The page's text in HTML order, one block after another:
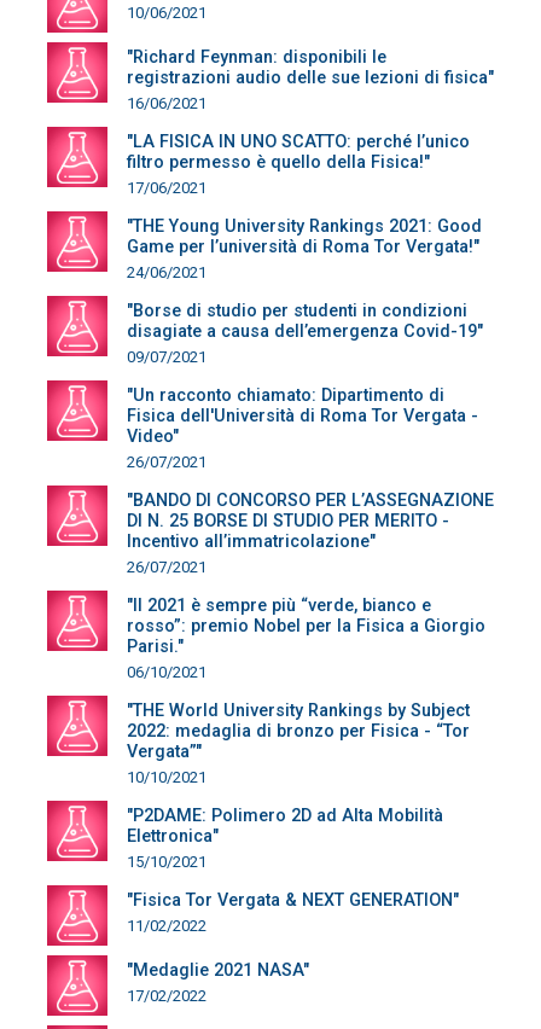
10/06/2021
"Richard Feynman: disponibili le
registrazioni audio delle sue lezioni di fisica"
16/06/2021
"LA FISICA IN UNO SCATTO: perché l’unico
filtro permesso è quello della Fisica!"
17/06/2021
"THE Young University Rankings 2021: Good
Game per l’università di Roma Tor Vergata!"
24/06/2021
"Borse di studio per studenti in condizioni
disagiate a causa dell’emergenza Covid-19"
09/07/2021
"Un racconto chiamato: Dipartimento di
Fisica dell'Università di Roma Tor Vergata -
Video"
26/07/2021
"BANDO DI CONCORSO PER L’ASSEGNAZIONE
DI N. 25 BORSE DI STUDIO PER MERITO -
Incentivo all’immatricolazione"
26/07/2021
"Il 2021 è sempre più “verde, bianco e
rosso”: premio Nobel per la Fisica a Giorgio
Parisi."
06/10/2021
"THE World University Rankings by Subject
2022: medaglia di bronzo per Fisica - “Tor
Vergata”"
10/10/2021
"P2DAME: Polimero 2D ad Alta Mobilità
Elettronica"
15/10/2021
"Fisica Tor Vergata & NEXT GENERATION"
11/02/2022
"Medaglie 2021 NASA"
17/02/2022